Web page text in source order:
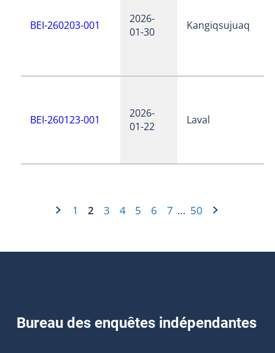
BEI-260203-001
2026-
01-30
Kangiqsujuaq
BEI-260123-001
2026-
01-22
Laval
1 2 3 4 5 6 7 … 50
Bureau des enquêtes indépendantes